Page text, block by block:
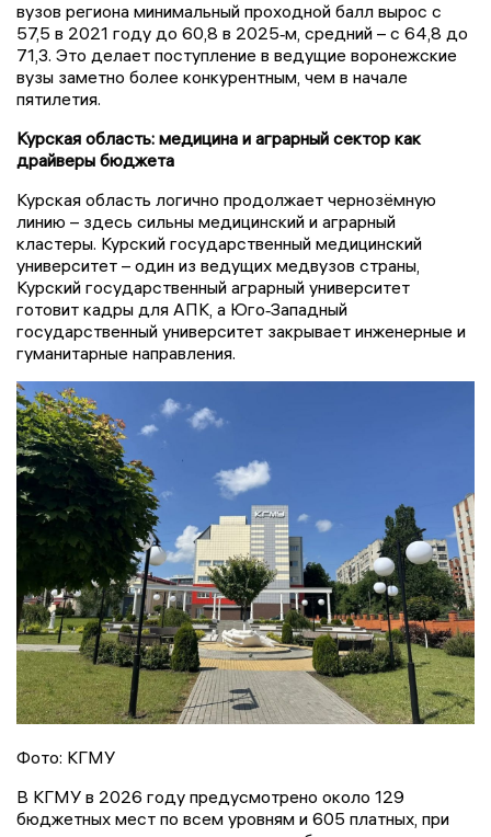
вузов региона минимальный проходной балл вырос с
57,5 в 2021 году до 60,8 в 2025‑м, средний – с 64,8 до
71,3. Это делает поступление в ведущие воронежские
вузы заметно более конкурентным, чем в начале
пятилетия.
Курская область: медицина и аграрный сектор как
драйверы бюджета
Курская область логично продолжает чернозёмную
линию – здесь сильны медицинский и аграрный
кластеры. Курский государственный медицинский
университет – один из ведущих медвузов страны,
Курский государственный аграрный университет
готовит кадры для АПК, а Юго‑Западный
государственный университет закрывает инженерные и
гуманитарные направления.
Фото: КГМУ
В КГМУ в 2026 году предусмотрено около 129
бюджетных мест по всем уровням и 605 платных, при